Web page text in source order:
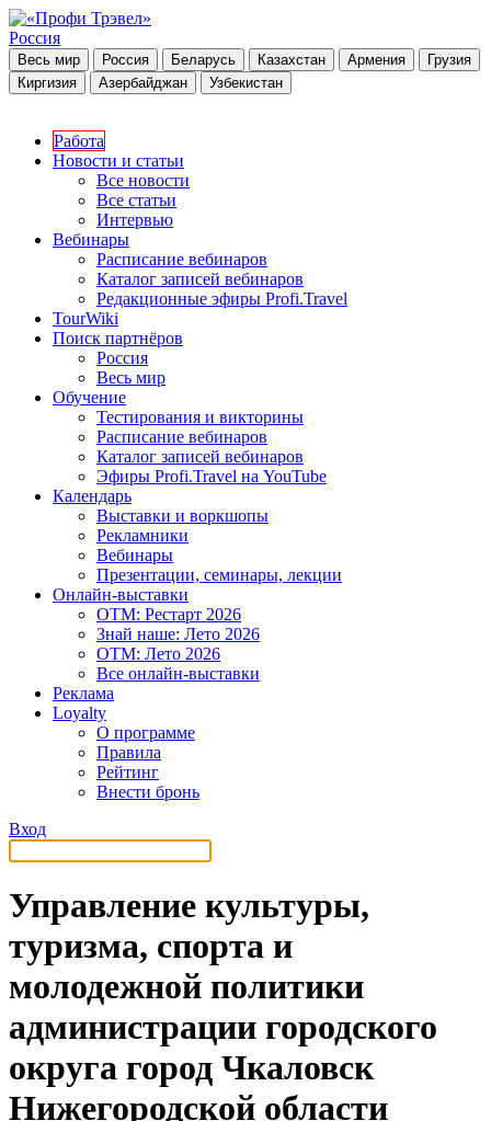
Россия
Весь мир Россия Беларусь Казахстан Армения
Грузия
Киргизия
Азербайджан Узбекистан
Работа
Новости и статьи
Все новости
Все статьи
Интервью
Вебинары
Расписание вебинаров
Каталог записей вебинаров
Редакционные эфиры Profi.Travel
TourWiki
Поиск партнёров
Россия
Весь мир
Обучение
Тестирования и викторины
Расписание вебинаров
Каталог записей вебинаров
Эфиры Profi.Travel на YouTube
Календарь
Выставки и воркшопы
Рекламники
Вебинары
Презентации, семинары, лекции
Онлайн-выставки
OTM: Рестарт 2026
Знай наше: Лето 2026
OTM: Лето 2026
Все онлайн-выставки
Реклама
Loyalty
О программе
Правила
Рейтинг
Внести бронь
Вход
Управление культуры,
туризма, спорта и
молодежной политики
администрации городского
округа город Чкаловск
Нижегородской области